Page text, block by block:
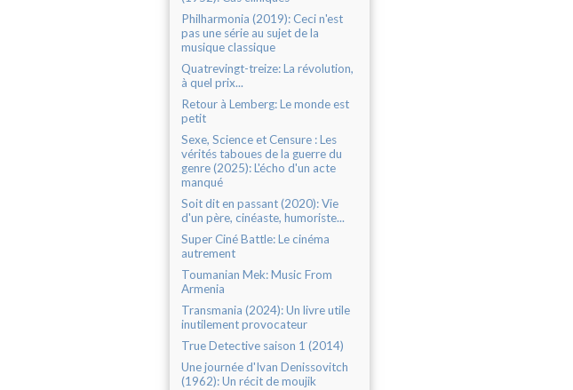
Philharmonia (2019): Ceci n'est
pas une série au sujet de la
musique classique
Quatrevingt-treize: La révolution,
à quel prix...
Retour à Lemberg: Le monde est
petit
Sexe, Science et Censure : Les
vérités taboues de la guerre du
genre (2025): L'écho d'un acte
manqué
Soit dit en passant (2020): Vie
d'un père, cinéaste, humoriste...
Super Ciné Battle: Le cinéma
autrement
Toumanian Mek: Music From
Armenia
Transmania (2024): Un livre utile
inutilement provocateur
True Detective saison 1 (2014)
Une journée d'Ivan Denissovitch
(1962): Un récit de moujik